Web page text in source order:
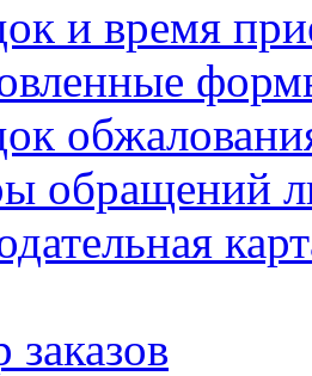
и время
обращений
заказов